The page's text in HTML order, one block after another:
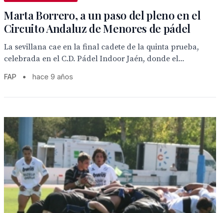
Marta Borrero, a un paso del pleno en el
Circuito Andaluz de Menores de pádel
La sevillana cae en la final cadete de la quinta prueba,
celebrada en el C.D. Pádel Indoor Jaén, donde el...
FAP • hace 9 años